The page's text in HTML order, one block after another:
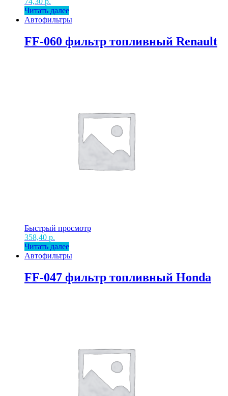
Читать далее
Автофильтры
FF-060 фильтр топливный Renault
Быстрый просмотр
358,40 р.
Читать далее
Автофильтры
FF-047 фильтр топливный Honda